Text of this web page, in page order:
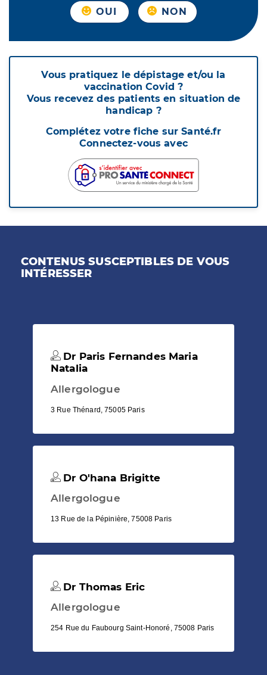
OUI NON
Vous pratiquez le dépistage et/ou la
vaccination Covid ?
Vous recevez des patients en situation de
handicap ?
Complétez votre fiche sur Santé.fr
Connectez-vous avec
CONTENUS SUSCEPTIBLES DE VOUS
INTÉRESSER
Dr Paris Fernandes Maria
Natalia
Allergologue
3 Rue Thénard, 75005 Paris
Dr O'hana Brigitte
Allergologue
13 Rue de la Pépinière, 75008 Paris
Dr Thomas Eric
Allergologue
254 Rue du Faubourg Saint-Honoré, 75008 Paris